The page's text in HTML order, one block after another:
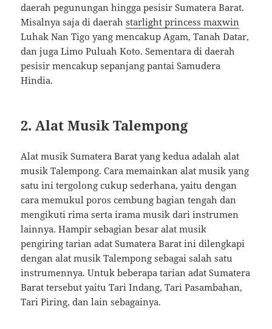
daerah pegunungan hingga pesisir Sumatera Barat.
Misalnya saja di daerahstarlight princess maxwin
Luhak Nan Tigo yang mencakup Agam, Tanah Datar,
dan juga Limo Puluah Koto. Sementara di daerah
pesisir mencakup sepanjang pantai Samudera
Hindia.
2. Alat Musik Talempong
Alat musik Sumatera Barat yang kedua adalah alat
musik Talempong. Cara memainkan alat musik yang
satu ini tergolong cukup sederhana, yaitu dengan
cara memukul poros cembung bagian tengah dan
mengikuti rima serta irama musik dari instrumen
lainnya. Hampir sebagian besar alat musik
pengiring tarian adat Sumatera Barat ini dilengkapi
dengan alat musik Talempong sebagai salah satu
instrumennya. Untuk beberapa tarian adat Sumatera
Barat tersebut yaitu Tari Indang, Tari Pasambahan,
Tari Piring, dan lain sebagainya.